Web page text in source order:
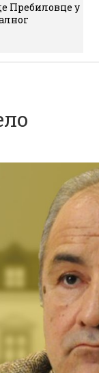
Пребиловце у